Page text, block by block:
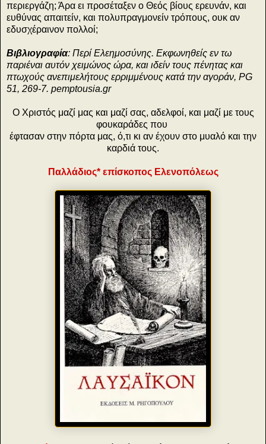
περιεργάζη; Άρα ει προσέταξεν ο Θεός βίους ερευνάν, και
ευθύνας απαιτείν, και πολυπραγμονείν τρόπους, ουκ αν
εδυσχέραινον πολλοί;
Βιβλιογραφία: Περί Ελεημοσύνης. Εκφωνηθείς εν τω
παριέναι αυτόν χειμώνος ώρα, και ιδείν τους πένητας και
πτωχούς ανεπιμελήτους ερριμμένους κατά την αγοράν, PG
51, 269-7. pemptousia.gr
Ο Χριστός μαζί μας και μαζί σας, αδελφοί, και μαζί με τους
φουκαράδες που
έφτασαν στην πόρτα μας, ό,τι κι αν έχουν στο μυαλό και την
καρδιά τους.
Παλλάδιος* επίσκοπος Ελενοπόλεως